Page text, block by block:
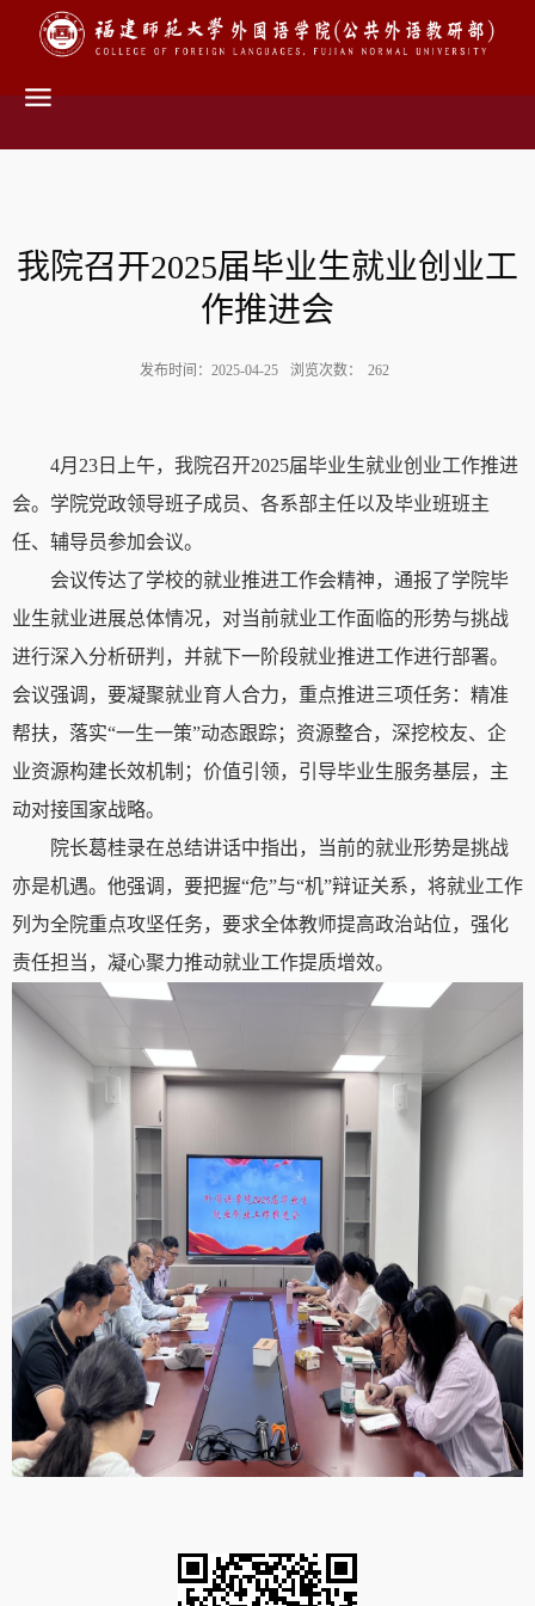
我院召开2025届毕业生就业创业工
作推进会
发布时间：2025-04-25 浏览次数： 262
4月 23日 上午，我院召开2025届毕业生就业创业工作推进
会。学院党政领导班子成员、各系部主任以及毕业班班主
任、 辅导员参加会议。
会议传达了学校的就业推进工作会精神， 通报了学院毕
业生就业进展总体情况， 对当前就业工作面临的形势与挑战
进行深入分析研判 ，并就下一阶段就业推进工作进行部署。
会议强调，要凝聚就业育人合力，重点推进三项任务：精准
帮扶，落实“一生一策”动态跟踪；资源整合，深挖校友、企
业资源构建长效机制；价值引领，引导毕业生服务基层，主
动对接国家战略。
院长葛桂录在总结讲话中指出，当前的就业形势是挑战
亦是机遇。他强调， 要把握“危”与“机”辩证关系，将就业工作
列为全院重点攻坚任务，要求全体教师提高政治站位，强化
责任担当，凝心聚力推动就业工作提质增效。